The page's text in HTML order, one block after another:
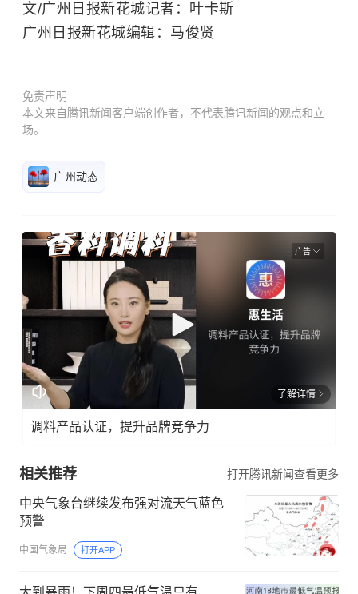
文/广州日报新花城记者：叶卡斯
广州日报新花城编辑：马俊贤
免责声明
本文来自腾讯新闻客户端创作者，不代表腾讯新闻的观点和立
场。
广州动态
广告
了解详情
调料产品认证，提升品牌竞争力
相关推荐 打开腾讯新闻查看更多
中央气象台继续发布强对流天气蓝色
预警
中国气象局 打开APP